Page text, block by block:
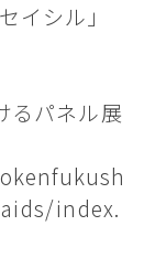
イシル」
るパネル展
index.